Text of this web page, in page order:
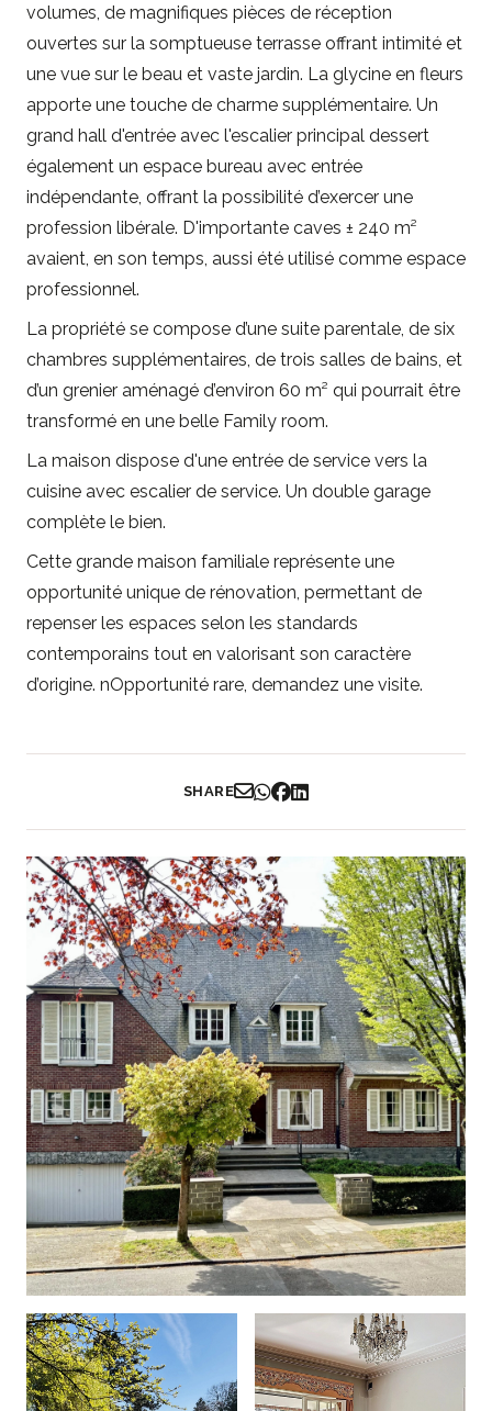
volumes, de magnifiques pièces de réception
ouvertes sur la somptueuse terrasse offrant intimité et
une vue sur le beau et vaste jardin. La glycine en fleurs
apporte une touche de charme supplémentaire. Un
grand hall d'entrée avec l'escalier principal dessert
également un espace bureau avec entrée
indépendante, offrant la possibilité d’exercer une
profession libérale. D'importante caves ± 240 m²
avaient, en son temps, aussi été utilisé comme espace
professionnel.
La propriété se compose d’une suite parentale, de six
chambres supplémentaires, de trois salles de bains, et
d’un grenier aménagé d’environ 60 m² qui pourrait être
transformé en une belle Family room.
La maison dispose d'une entrée de service vers la
cuisine avec escalier de service. Un double garage
complète le bien.
Cette grande maison familiale représente une
opportunité unique de rénovation, permettant de
repenser les espaces selon les standards
contemporains tout en valorisant son caractère
d’origine. nOpportunité rare, demandez une visite.
SHARE
Partager par Email
Partager sur WhatsApp
Partager sur Facebook
Partager sur LinkedIn